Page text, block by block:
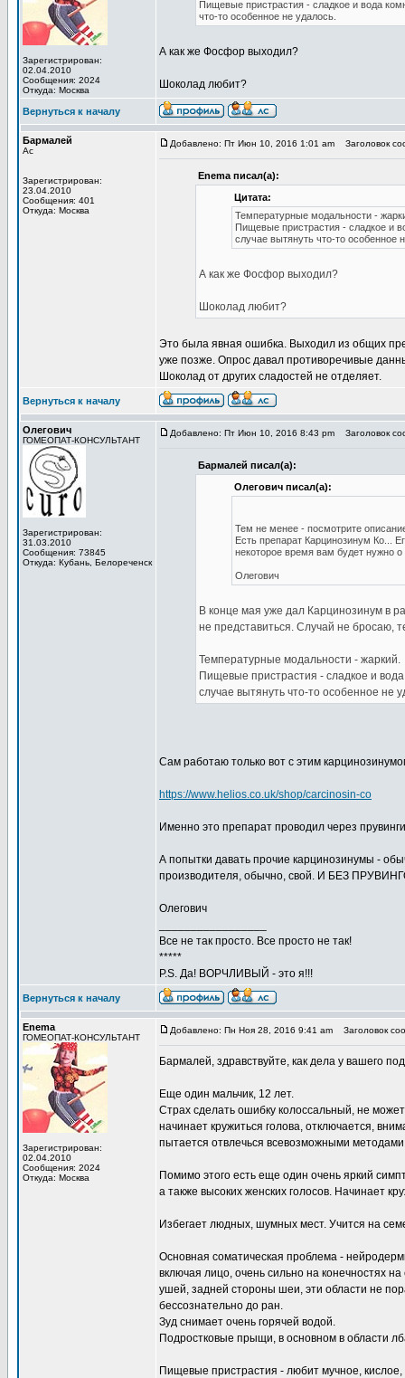
Зарегистрирован:
02.04.2010
Сообщения: 2024
Откуда: Москва
Пищевые пристрастия - сладкое и вода
что-то особенное не удалось.
А как же Фосфор выходил?
Шоколад любит?
Вернуться к началу
Бармалей
Ас
Зарегистрирован:
23.04.2010
Сообщения: 401
Откуда: Москва
Добавлено: Пт Июн 10, 2016 1:01 am Заголовок
Enema писал(а):
Цитата:
Температурные модальности -
Пищевые пристрастия - сладкое и
случае вытянуть что-то особенное
А как же Фосфор выходил?
Шоколад любит?
Это была явная ошибка. Выходил из общих
уже позже. Опрос давал противоречивые
Шоколад от других сладостей не отделяет.
Вернуться к началу
Олегович
ГОМЕОПАТ-КОНСУЛЬТАНТ
Зарегистрирован:
31.03.2010
Сообщения: 73845
Откуда: Кубань, Белореченск
Добавлено: Пт Июн 10, 2016 8:43 pm Заголовок
Бармалей писал(а):
Олегович писал(а):
Тем не менее - посмотрите
Есть препарат Карцинозинум Ко...
некоторое время вам будет нужно
Олегович
В конце мая уже дал Карцинозинум в
не представиться. Случай не бросаю,
Температурные модальности - жаркий.
Пищевые пристрастия - сладкое и
случае вытянуть что-то особенное не
Сам работаю только вот с этим
https://www.helios.co.uk/shop/carcinosin-co
Именно это препарат проводил через
А попытки давать прочие карцинозинумы -
производителя, обычно, свой. И БЕЗ
Олегович
Все не так просто. Все просто не так!
*****
P.S. Да! ВОРЧЛИВЫЙ - это я!!!
Вернуться к началу
Enema
ГОМЕОПАТ-КОНСУЛЬТАНТ
Зарегистрирован:
02.04.2010
Сообщения: 2024
Откуда: Москва
Добавлено: Пн Ноя 28, 2016 9:41 am Заголовок
Бармалей, здравствуйте, как дела у вашего
Еще один мальчик, 12 лет.
Страх сделать ошибку колоссальный, не
начинает кружиться голова, отключается,
пытается отвлечься всевозможными
Помимо этого есть еще один очень яркий
а также высоких женских голосов. Начинает
Избегает людных, шумных мест. Учится на
Основная соматическая проблема -
включая лицо, очень сильно на конечностях на
ушей, задней стороны шеи, эти области не
бессознательно до ран.
Зуд снимает очень горячей водой.
Подростковые прыщи, в основном в области
Пищевые пристрастия - любит мучное,